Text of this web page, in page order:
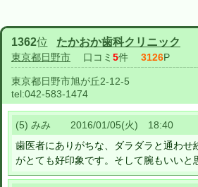
1362位 たかおか歯科クリニック
東京都日野市 口コミ 5件 3126P
東京都日野市旭が丘2-12-5
tel:042-583-1474
(5) みみ 2016/01/05(火) 18:40
歯医者にありがちな、ダラダラと通わせ
がとても好印象です。そして腕もいいと